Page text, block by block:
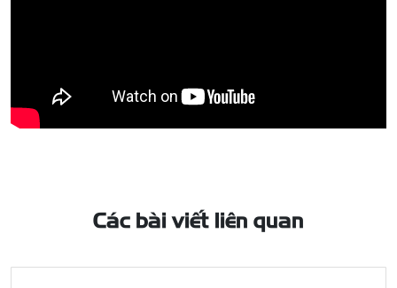
Các bài viết liên quan